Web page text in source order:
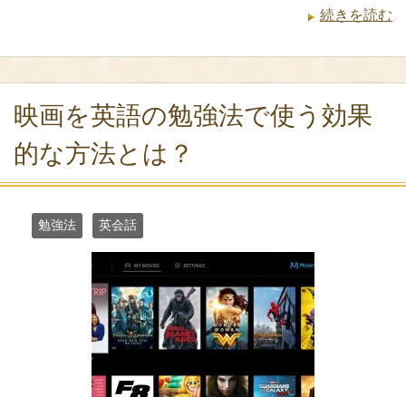
続きを読む
映画を英語の勉強法で使う効果
的な方法とは？
勉強法 英会話